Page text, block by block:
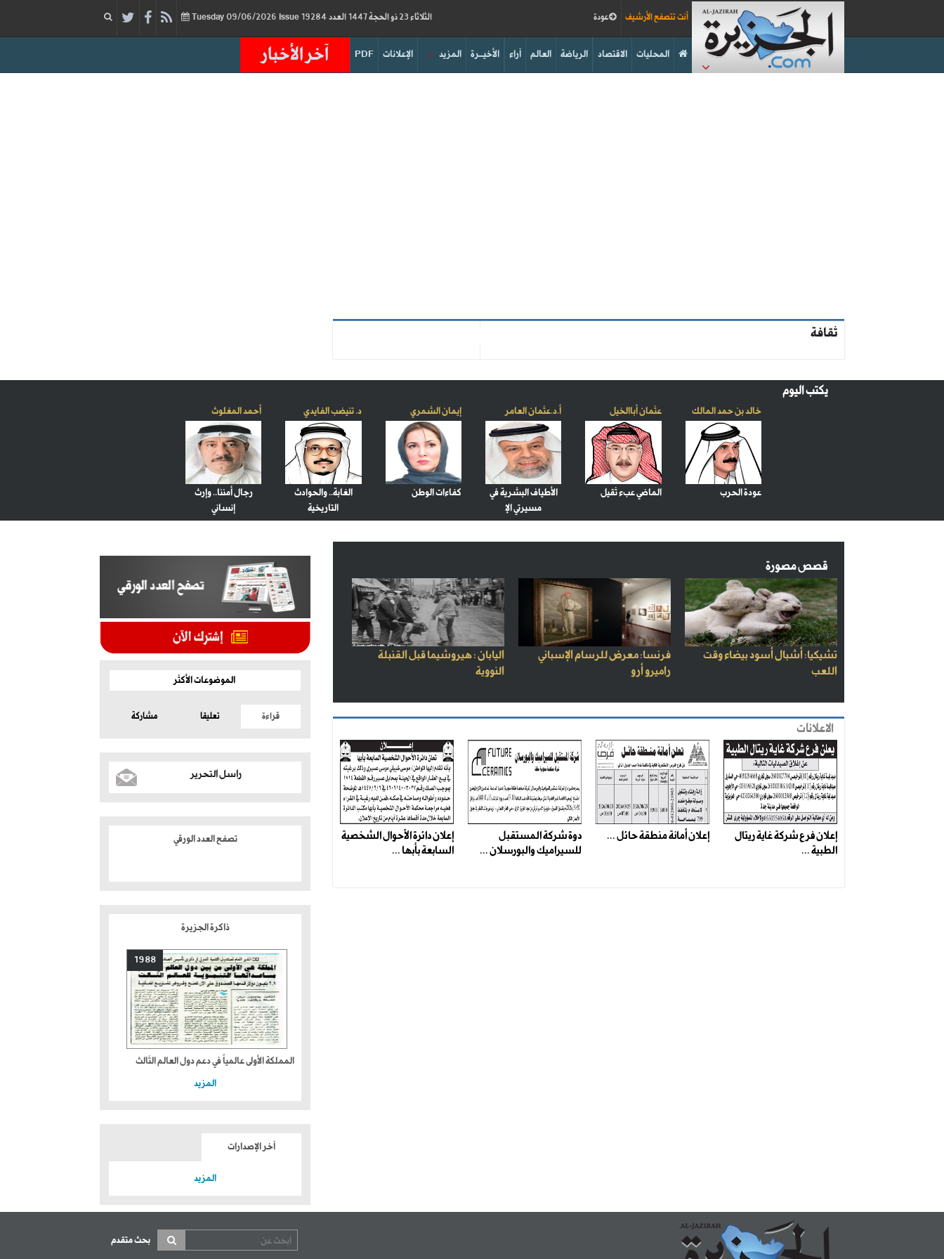
الثلاثاء 23 ذو الحجة 1447 العدد 19284 09/06/2026 Issue عودة أنت تتصفح الأرشيف
آخر الأخبار PDF الإعلانات المزيد الأخيــرة آراء العالم الرياضة الاقتصاد المحليات
ثقافة
يكتب اليوم
خالد بن حمد المالك
عودة الحرب
عثمان أباالخيل
الماضي عبء ثقيل
أ.د.عثمان العامر
الأطياف البشرية في
مسيرتي الإ
إيمان الشمري
كفاءات الوطن
د. تنيضب الفايدي
الغابة.. والحوادث
التاريخية
أحمد المغلوث
رجال أمننا.. وإرث
إنساني
قصص مصورة
تشيكيا: أشبال أسود بيضاء وقت
اللعب
فرنسا: معرض للرسام الإسباني
راميرو أرو
اليابان : هيروشيما قبل القنبلة
النووية
الاعلانات
إعلان فرع شركة غاية ريتال
الطبية ...
إعلان أمانة منطقة حائل ...
دوة شركة المستقبل
للسيراميك والبورسلان ...
إعلان دائرة الأحوال الشخصية
السابعة بأبها ...
الموضوعات الأكثر
قراءة تعليقا مشاركة
راسل التحرير
تصفح العدد الورقي
ذاكرة الجزيرة
1988
المملكة الأولى عالمياً في دعم دول العالم الثالث
المزيد
آخر الإصدارات
المزيد
بحث متقدم